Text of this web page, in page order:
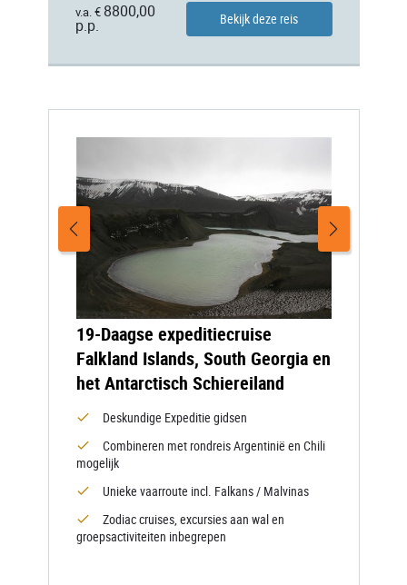
v.a. € 8800,00
p.p.
Bekijk deze reis
19-Daagse expeditiecruise
Falkland Islands, South Georgia en
het Antarctisch Schiereiland
Deskundige Expeditie gidsen
Combineren met rondreis Argentinië en Chili
mogelijk
Unieke vaarroute incl. Falkans / Malvinas
Zodiac cruises, excursies aan wal en
groepsactiviteiten inbegrepen